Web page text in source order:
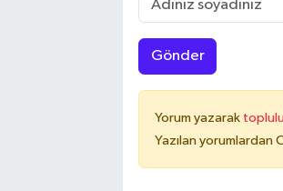
Gönder
Yorum yazarak
Yazılan yorumlardan